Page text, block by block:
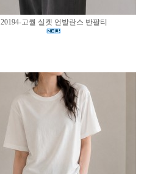
20194-고퀄 실켓 언발란스 반팔티